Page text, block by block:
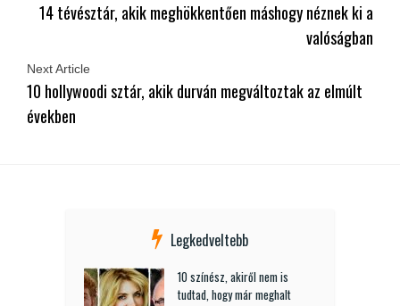
14 tévésztár, akik meghökkentően máshogy néznek ki a
valóságban
Next Article
10 hollywoodi sztár, akik durván megváltoztak az elmúlt
években
Legkedveltebb
10 színész, akiről nem is
tudtad, hogy már meghalt